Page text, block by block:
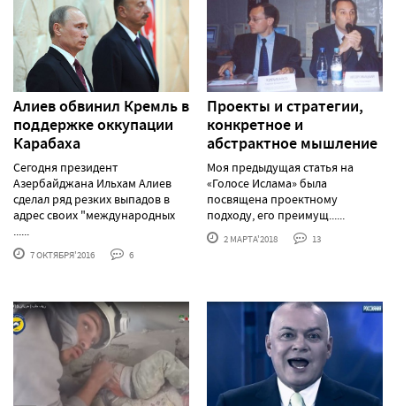
Алиев обвинил Кремль в
поддержке оккупации
Карабаха
Сегодня президент
Азербайджана Ильхам Алиев
сделал ряд резких выпадов в
адрес своих "международных
......
7 ОКТЯБРЯ'2016 6
Проекты и стратегии,
конкретное и
абстрактное мышление
Моя предыдущая статья на
«Голосе Ислама» была
посвящена проектному
подходу, его преимущ......
2 МАРТА'2018 13